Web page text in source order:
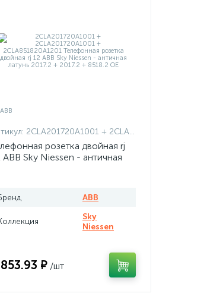
2CLA201720A1001 + 2CLA201720A1001 + 2CLA851820A1201
розетка двойная rj
ABB Sky Niessen - античная
ABB
Sky
Niessen
₽ /шт